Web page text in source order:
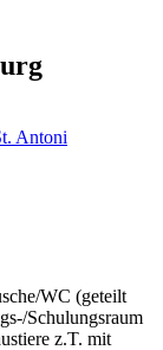
WC (geteilt
Schulungsraum
z.T. mit